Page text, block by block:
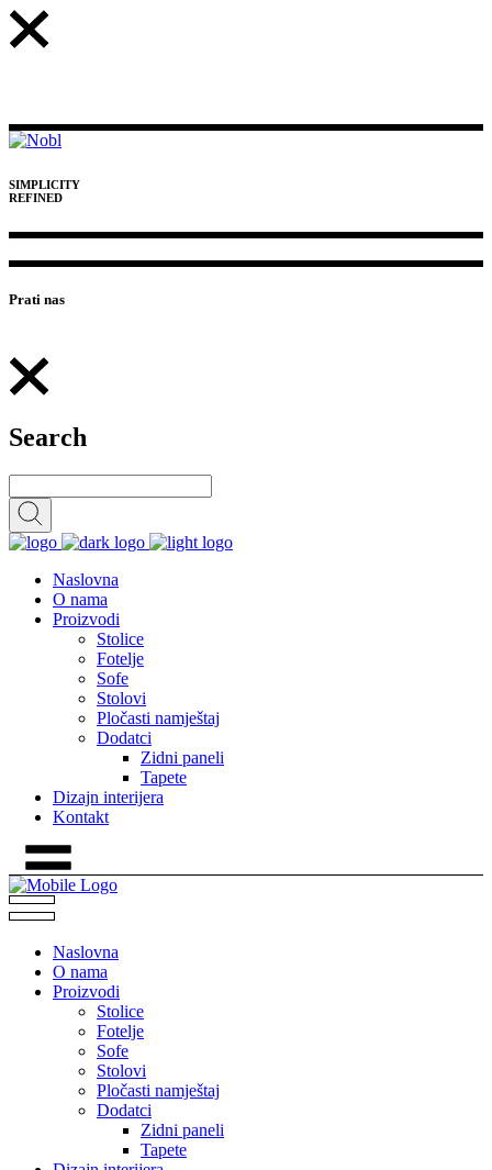
SIMPLICITY
REFINED
Prati nas
Search
Naslovna
O nama
Proizvodi
Stolice
Fotelje
Sofe
Stolovi
Pločasti namještaj
Dodatci
Zidni paneli
Tapete
Dizajn interijera
Kontakt
Naslovna
O nama
Proizvodi
Stolice
Fotelje
Sofe
Stolovi
Pločasti namještaj
Dodatci
Zidni paneli
Tapete